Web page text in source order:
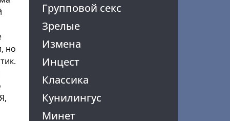
Групповой секс
Зрелые
Измена
Инцест
Классика
Кунилингус
Минет
но